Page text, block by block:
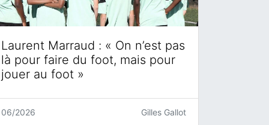
Laurent Marraud : « On n’est pas
là pour faire du foot, mais pour
jouer au foot »
06/2026 Gilles Gallot